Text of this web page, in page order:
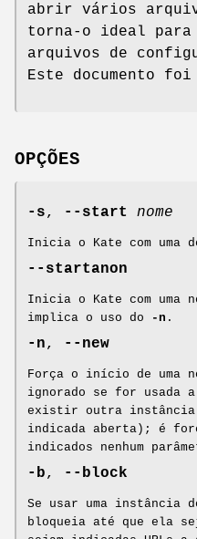
abrir vários
torna-o ideal
arquivos de
Este documento
OPÇÕES
-s, --start nome
Inicia o Kate com uma
--startanon
Inicia o Kate com uma
implica o uso do
-n .
-n, --new
Força o início de uma
ignorado se for usada a
existir outra instância
indicada aberta); é
indicados nenhum
-b, --block
Se usar uma instância
bloqueia até que ela